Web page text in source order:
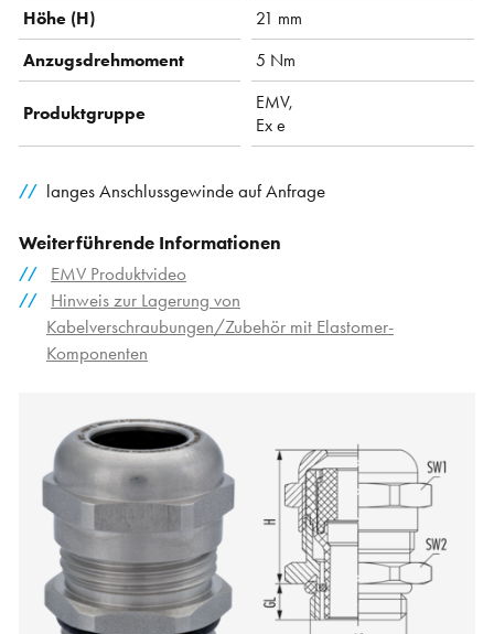
Höhe (H)
21 mm
Anzugsdrehmoment
5 Nm
Produktgruppe
EMV,
Ex e
langes Anschlussgewinde auf Anfrage
Weiterführende Informationen
EMV Produktvideo
Hinweis zur Lagerung von
Kabelverschraubungen/Zubehör mit Elastomer-
Komponenten